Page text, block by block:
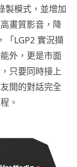
製模式，並增加
畫質影音，降
「LGP2 實況擷
外，更是市面
只要同時接上
間的對話完全
。